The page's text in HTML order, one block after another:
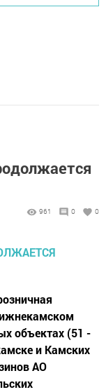
961 0 0
объектах (51 -
и Камских
АО